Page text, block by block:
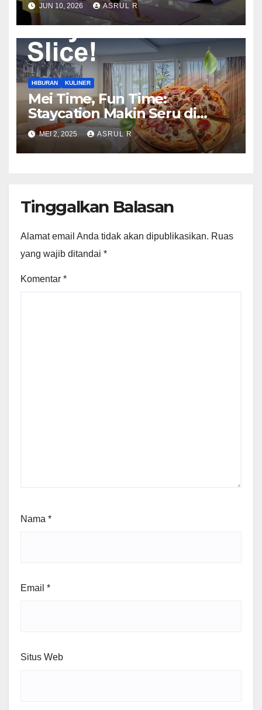
Keluarga Sepanjang Juni
2026
JUN 10, 2026 ASRUL R
HIBURAN KULINER
Mei Time, Fun Time:
Staycation Makin Seru di
Harris Barelang Batam!
MEI 2, 2025 ASRUL R
Tinggalkan Balasan
Alamat email Anda tidak akan dipublikasikan. Ruas
yang wajib ditandai *
Komentar *
Nama *
Email *
Situs Web